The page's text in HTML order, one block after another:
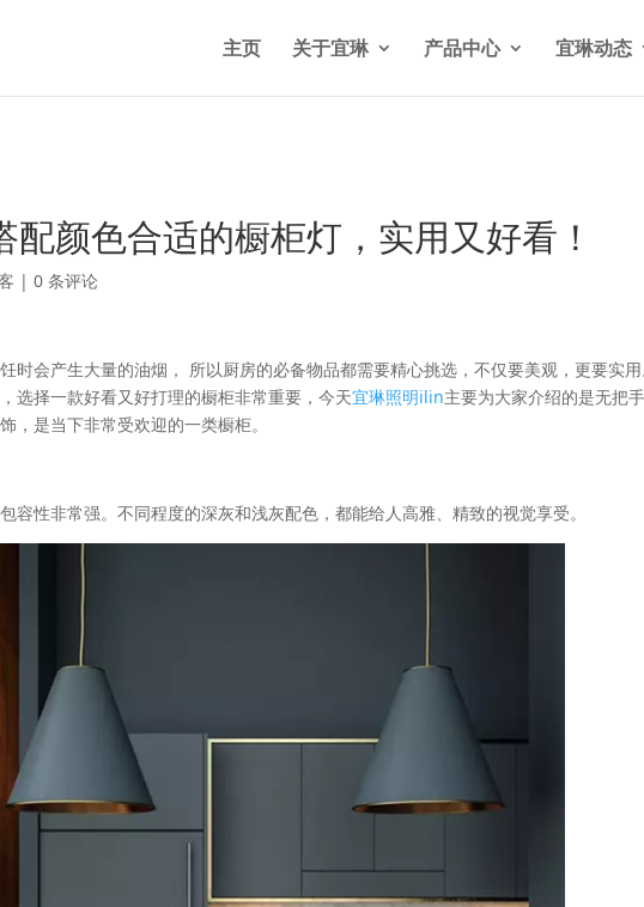
html/ilin/wp-content/themes/Divi/functions.phpon line5841
主页 关于宜琳 产品中心 宜琳动态
颜色合适的橱柜灯，实用又好看！
|0 条评论
时会产生大量的油烟， 所以厨房的必备物品都需要精心挑选，不仅要美观，更要实
选择一款好看又好打理的橱柜非常重要，今天宜琳照明ilin主要为大家介绍的是无把
，是当下非常受欢迎的一类橱柜。
容性非常强。不同程度的深灰和浅灰配色，都能给人高雅、精致的视觉享受。